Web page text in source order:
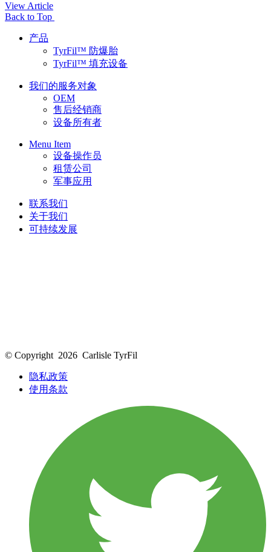
View Article
Back to Top
产品
TyrFil™ 防爆胎
TyrFil™ 填充设备
我们的服务对象
OEM
售后经销商
设备所有者
Menu Item
设备操作员
租赁公司
军事应用
联系我们
关于我们
可持续发展
© Copyright 2026 Carlisle TyrFil
隐私政策
使用条款